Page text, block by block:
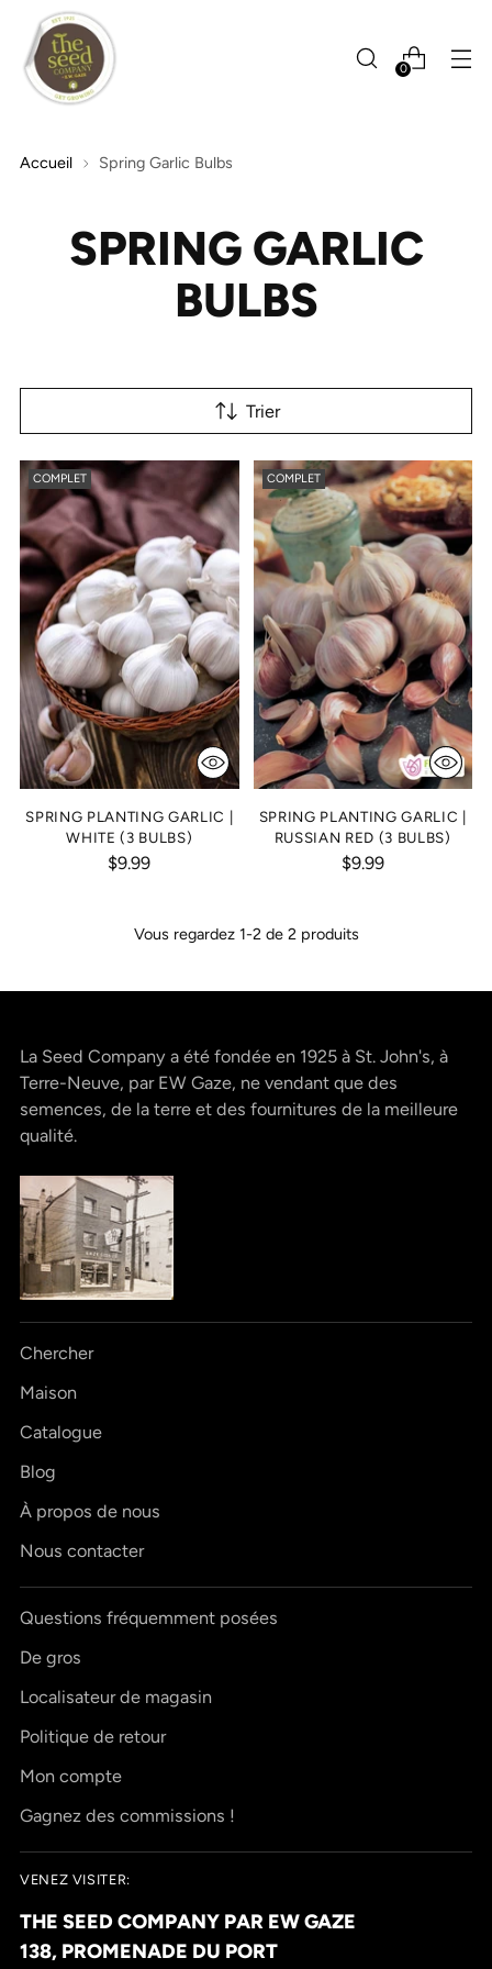
0
Accueil Spring Garlic Bulbs
SPRING GARLIC
BULBS
Trier
COMPLET
SPRING PLANTING GARLIC |
WHITE (3 BULBS)
$9.99
COMPLET
SPRING PLANTING GARLIC |
RUSSIAN RED (3 BULBS)
$9.99
Vous regardez 1-2 de 2 produits
La Seed Company a été fondée en 1925 à St. John's, à
Terre-Neuve, par EW Gaze, ne vendant que des
semences, de la terre et des fournitures de la meilleure
qualité.
Chercher
Maison
Catalogue
Blog
À propos de nous
Nous contacter
Questions fréquemment posées
De gros
Localisateur de magasin
Politique de retour
Mon compte
Gagnez des commissions !
VENEZ VISITER:
THE SEED COMPANY PAR EW GAZE
138, PROMENADE DU PORT